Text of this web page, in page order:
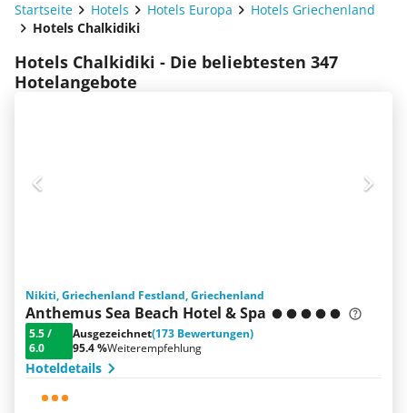
Startseite Hotels Hotels Europa
Hotels Griechenland
Hotels Chalkidiki
Hotels Chalkidiki - Die beliebtesten 347
Hotelangebote
Nikiti, Griechenland Festland, Griechenland
Anthemus Sea Beach Hotel & Spa
5.5/
6.0
Ausgezeichnet(173 Bewertungen)
95.4 %Weiterempfehlung
Hoteldetails